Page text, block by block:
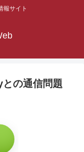
報サイト
の通信問題